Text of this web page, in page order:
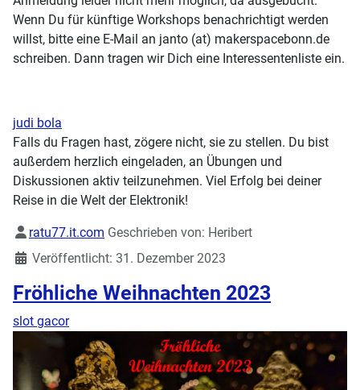
Wenn Du für künftige Workshops benachrichtigt werden
willst, bitte eine E-Mail an janto (at) makerspacebonn.de
schreiben. Dann tragen wir Dich eine Interessentenliste ein.
judi bola
Falls du Fragen hast, zögere nicht, sie zu stellen. Du bist
außerdem herzlich eingeladen, an Übungen und
Diskussionen aktiv teilzunehmen. Viel Erfolg bei deiner
Reise in die Welt der Elektronik!
Details
ratu77.it.com Geschrieben von: Heribert
Veröffentlicht: 31. Dezember 2023
Fröhliche Weihnachten 2023
slot gacor